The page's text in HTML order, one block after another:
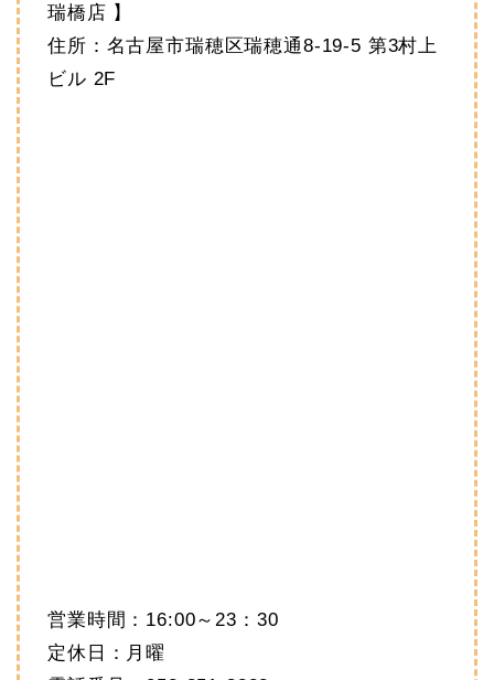
瑞橋店 】
住所：名古屋市瑞穂区瑞穂通8-19-5 第3村上
ビル 2F
営業時間：16:00～23：30
定休日：月曜